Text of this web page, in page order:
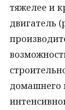
тяжелее и
двигатель
домашнего